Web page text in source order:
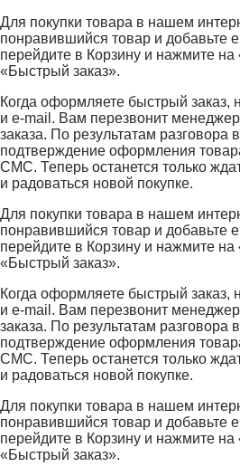
Для покупки товара в нашем
понравившийся товар и добавьте
перейдите в Корзину и нажмите
«Быстрый заказ».
Когда оформляете быстрый
и e-mail. Вам перезвонит менеджер
заказа. По результатам разговора
подтверждение оформления
СМС. Теперь останется только
и радоваться новой покупке.
Для покупки товара в нашем
понравившийся товар и добавьте
перейдите в Корзину и нажмите
«Быстрый заказ».
Когда оформляете быстрый
и e-mail. Вам перезвонит менеджер
заказа. По результатам разговора
подтверждение оформления
СМС. Теперь останется только
и радоваться новой покупке.
Для покупки товара в нашем
понравившийся товар и добавьте
перейдите в Корзину и нажмите
«Быстрый заказ».